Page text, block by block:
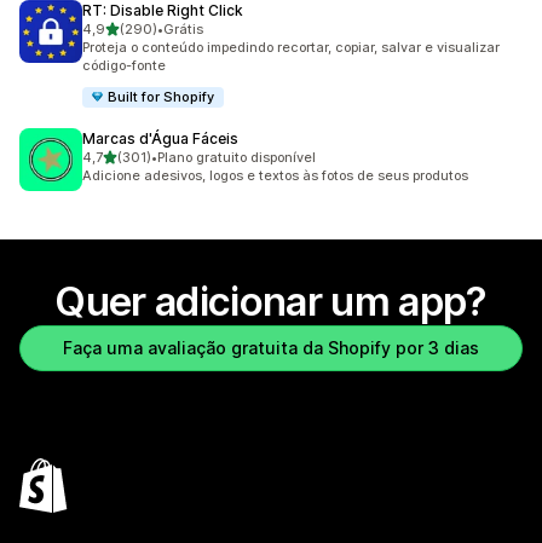
RT: Disable Right Click
4,9de 5 estrelas
(290)
290 avaliações ao todo
•Grátis
Proteja o conteúdo impedindo recortar, copiar, salvar e visualizar
código-fonte
Built for Shopify
Marcas d'Água Fáceis
4,7de 5 estrelas
(301)
301 avaliações ao todo
•Plano gratuito disponível
Adicione adesivos, logos e textos às fotos de seus produtos
Quer adicionar um app?
Faça uma avaliação gratuita da Shopify por 3 dias